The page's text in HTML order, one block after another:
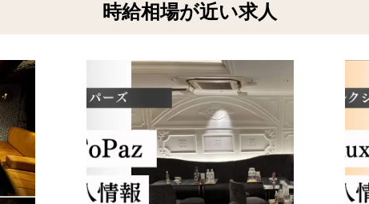
時給相場が近い求人